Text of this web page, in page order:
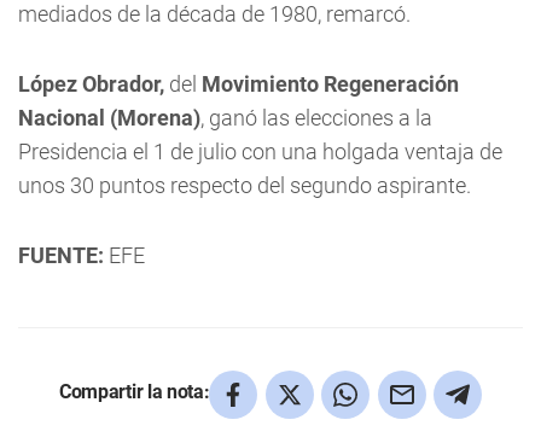
mediados de la década de 1980, remarcó.
López Obrador, del Movimiento Regeneración
Nacional (Morena), ganó las elecciones a la
Presidencia el 1 de julio con una holgada ventaja de
unos 30 puntos respecto del segundo aspirante.
FUENTE: EFE
Compartir la nota: